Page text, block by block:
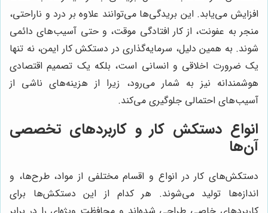
افزایش می‌یابد. این بریدگی‌ها می‌توانند علاوه بر درد و ناراحتی،
منجر به عفونت، از کار افتادگی موقت، و حتی آسیب‌های دائمی
شوند. به همین دلیل، سرمایه‌گذاری در دستکش کار ایمن، نه تنها
یک ضرورت اخلاقی و انسانی است، بلکه یک تصمیم اقتصادی
هوشمندانه نیز به شمار می‌رود، زیرا از هزینه‌های ناشی از
آسیب‌های احتمالی جلوگیری می‌کند.
انواع دستکش کار و کاربردهای تخصصی
آن‌ها
دستکش‌های کار در انواع و اقسام مختلفی از مواد، طرح‌ها، و
اندازه‌ها تولید می‌شوند. هر کدام از این دستکش‌ها برای